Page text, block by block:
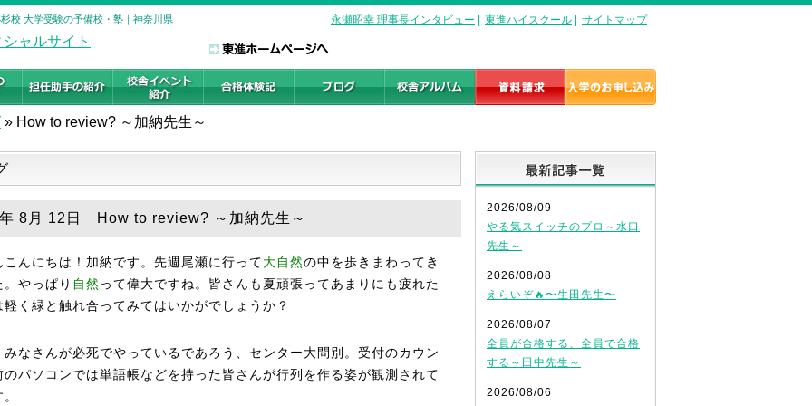
校 大学受験の予備校・塾｜神奈川県 永瀬昭幸 理事長インタビュー 東進ハイスクール サイトマップ
» How to review? ～加納先生～
8月 12日 How to review? ～加納先生～
こんにちは！加納です。先週尾瀬に行って大自然の中を歩きまわってき
。やっぱり 自然 って偉大ですね。皆さんも夏頑張ってあまりにも疲れた
軽く緑と触れ合ってみてはいかがでしょうか？
みなさんが必死でやっているであろう、センター大問別。受付のカウン
のパソコンでは単語帳などを持った皆さんが行列を作る姿が観測されて
2026/08/09
やる気スイッチのプロ～水口
先生～
2026/08/08
えらいぞ🔥〜生田先生〜
2026/08/07
全員が合格する、全員で合格
する～田中先生～
2026/08/06